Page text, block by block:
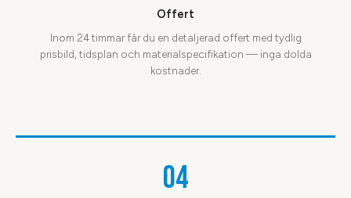
Offert
Inom 24 timmar får du en detaljerad offert med tydlig
prisbild, tidsplan och materialspecifikation — inga dolda
kostnader.
04